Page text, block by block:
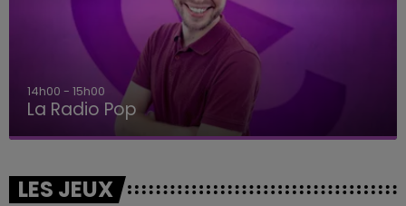
14h00 - 15h00
La Radio Pop
LES JEUX